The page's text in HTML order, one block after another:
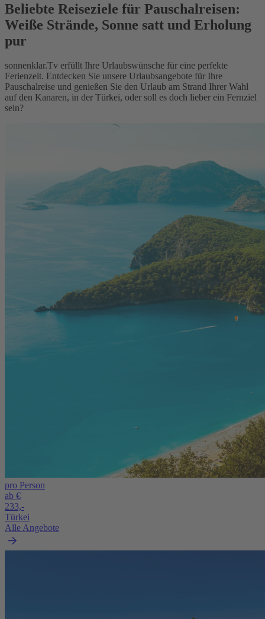
Beliebte Reiseziele für Pauschalreisen:
Weiße Strände, Sonne satt und Erholung
pur
sonnenklar.Tv erfüllt Ihre Urlaubswünsche für eine perfekte
Ferienzeit. Entdecken Sie unsere Urlaubsangebote für Ihre
Pauschalreise und genießen Sie den Urlaub am Strand Ihrer Wahl
auf den Kanaren, in der Türkei, oder soll es doch lieber ein Fernziel
sein?
pro Person
ab €
233,-
Türkei
Alle Angebote